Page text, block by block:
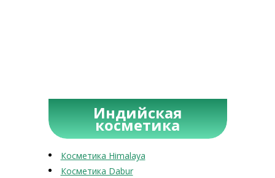
Индийская
косметика
Косметика Himalaya
Косметика Dabur